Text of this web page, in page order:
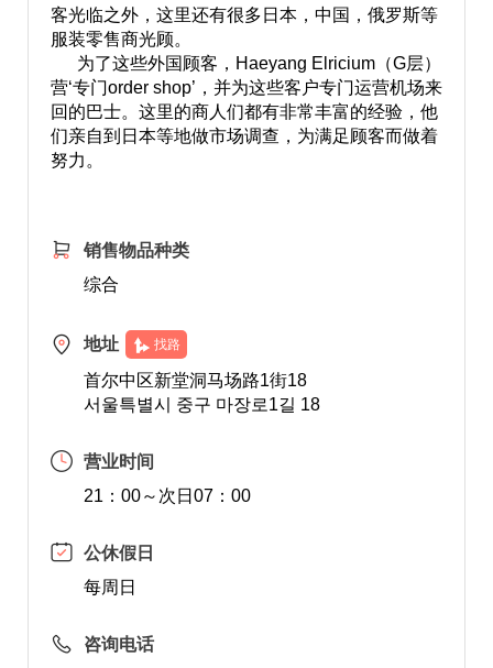
客光临之外，这里还有很多日本，中国，俄罗斯等
服装零售商光顾。
为了这些外国顾客，Haeyang Elricium（G层）
营‘专门order shop’，并为这些客户专门运营机场来
回的巴士。这里的商人们都有非常丰富的经验，他
们亲自到日本等地做市场调查，为满足顾客而做着
努力。
销售物品种类
综合
地址 找路
首尔中区新堂洞马场路1街18
서울특별시 중구 마장로1길 18
营业时间
21：00～次日07：00
公休假日
每周日
咨询电话